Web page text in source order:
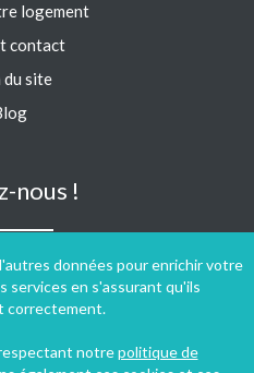
données pour enrichir votre
services en s'assurant qu'ils
correctement.
notrepolitique de
logement
contact
du site
nous !